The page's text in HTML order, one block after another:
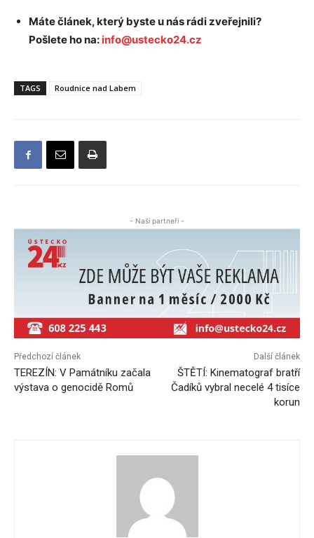
Máte článek, který byste u nás rádi zveřejnili?
Pošlete ho na: info@ustecko24.cz
TAGS Roudnice nad Labem
- Naši partneři -
Předchozí článek
TEREZÍN: V Památníku začala
výstava o genocidě Romů
Další článek
ŠTĚTÍ: Kinematograf bratří
Čadíků vybral necelé 4 tisíce
korun